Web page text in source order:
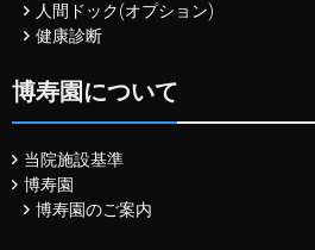
人間ドック(オプション)
健康診断
博寿園について
当院施設基準
博寿園
博寿園のご案内